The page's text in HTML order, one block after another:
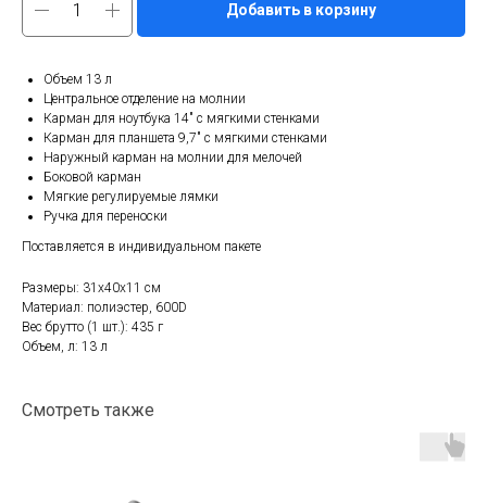
Добавить в корзину
Объем 13 л
Центральное отделение на молнии
Карман для ноутбука 14" с мягкими стенками
Карман для планшета 9,7" с мягкими стенками
Наружный карман на молнии для мелочей
Боковой карман
Мягкие регулируемые лямки
Ручка для переноски
Поставляется в индивидуальном пакете
Размеры: 31х40х11 см
Материал: полиэстер, 600D
Вес брутто (1 шт.): 435 г
Объем, л: 13 л
Смотреть также